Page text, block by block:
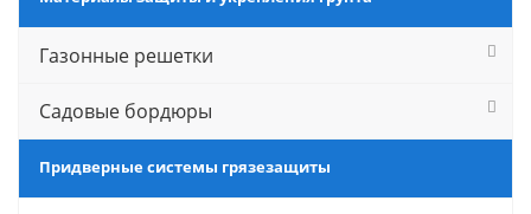
Газонные решетки
Садовые бордюры
Придверные системы грязезащиты